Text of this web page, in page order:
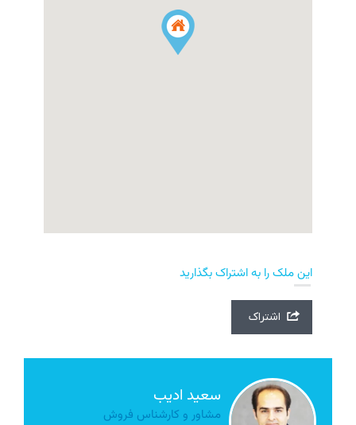
این ملک را به اشتراک بگذارید
اشتراک
سعید ادیب
مشاور و کارشناس فروش